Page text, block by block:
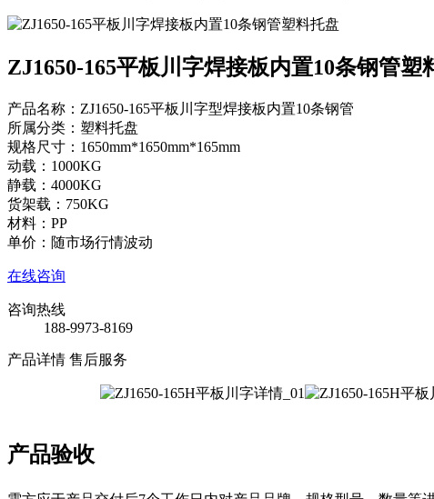
ZJ1650-165平板川字焊接板内置10条钢管塑
产品名称：ZJ1650-165平板川字型焊接板内置10条钢管
所属分类：塑料托盘
规格尺寸：1650mm*1650mm*165mm
动载：1000KG
静载：4000KG
货架载：750KG
材料：PP
单价：随市场行情波动
在线咨询
咨询热线
188-9973-8169
产品详情 售后服务
产品验收